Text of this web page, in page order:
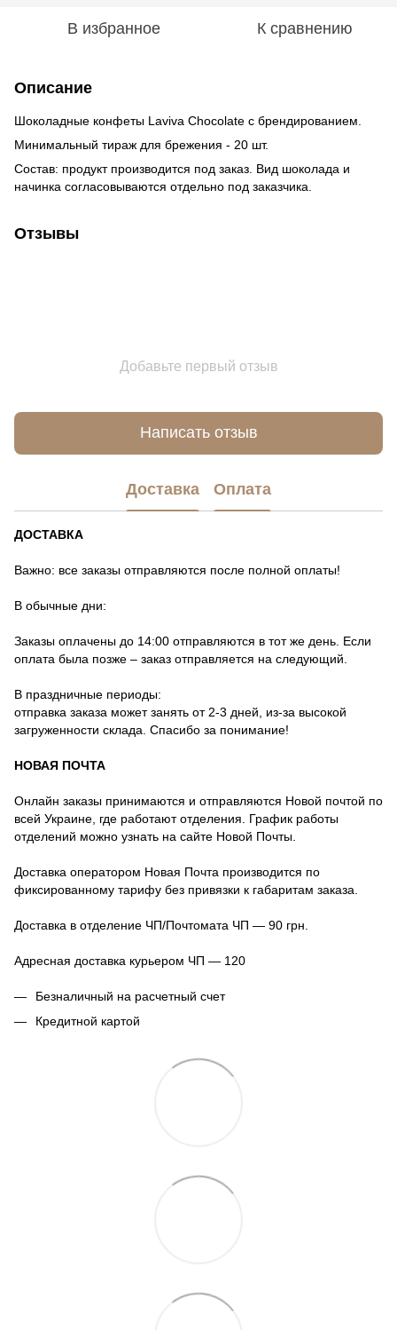
В избранное К сравнению
Описание
Шоколадные конфеты Laviva Chocolate с брендированием.
Минимальный тираж для брежения - 20 шт.
Состав: продукт производится под заказ. Вид шоколада и
начинка согласовываются отдельно под заказчика.
Отзывы
Добавьте первый отзыв
Написать отзыв
Доставка Оплата
ДОСТАВКА
Важно: все заказы отправляются после полной оплаты!
В обычные дни:
Заказы оплачены до 14:00 отправляются в тот же день. Если
оплата была позже – заказ отправляется на следующий.
В праздничные периоды:
отправка заказа может занять от 2-3 дней, из-за высокой
загруженности склада. Спасибо за понимание!
НОВАЯ ПОЧТА
Онлайн заказы принимаются и отправляются Новой почтой по
всей Украине, где работают отделения. График работы
отделений можно узнать на сайте Новой Почты.
Доставка оператором Новая Почта производится по
фиксированному тарифу без привязки к габаритам заказа.
Доставка в отделение ЧП/Почтомата ЧП — 90 грн.
Адресная доставка курьером ЧП — 120
Безналичный на расчетный счет
Кредитной картой